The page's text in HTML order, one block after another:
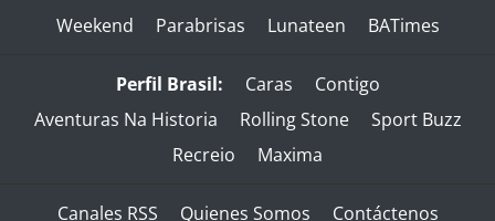
Weekend
Parabrisas Lunateen BATimes
Perfil Brasil: Caras
Contigo
Aventuras Na Historia
Rolling Stone
Sport Buzz
Recreio
Maxima
Canales RSS Quienes Somos Contáctenos